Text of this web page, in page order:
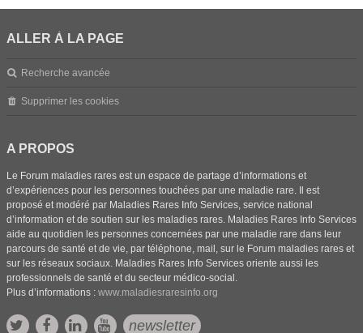
ALLER À LA PAGE
Recherche avancée
Supprimer les cookies
A PROPOS
Le Forum maladies rares est un espace de partage d’informations et
d’expériences pour les personnes touchées par une maladie rare. Il est
proposé et modéré par Maladies Rares Info Services, service national
d’information et de soutien sur les maladies rares. Maladies Rares Info Services
aide au quotidien les personnes concernées par une maladie rare dans leur
parcours de santé et de vie, par téléphone, mail, sur le Forum maladies rares et
sur les réseaux sociaux. Maladies Rares Info Services oriente aussi les
professionnels de santé et du secteur médico-social.
Plus d’informations : www.maladiesraresinfo.org
newsletter